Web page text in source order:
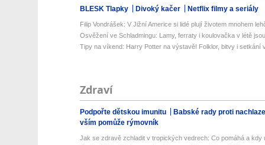
BLESK Tlapky Divoký kačer Netflix filmy a seriály
Filip Vondrášek: V Jižní Americe si lidé plují životem mnohem
Osvěžení ve Schladmingu: Lamy, ferraty i koulovačka v létě
Tipy na víkend: Harry Potter na výstavě! Folklor, bitvy i setkání
Zdraví
Podpořte dětskou imunitu
Babské rady proti
vším pomůže rýmovník
Jak se zdravě zchladit v tropických vedrech: Co pomáhá a kdy